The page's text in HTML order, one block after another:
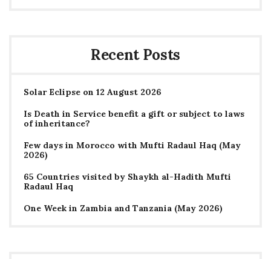
Recent Posts
Solar Eclipse on 12 August 2026
Is Death in Service benefit a gift or subject to laws
of inheritance?
Few days in Morocco with Mufti Radaul Haq (May
2026)
65 Countries visited by Shaykh al-Hadith Mufti
Radaul Haq
One Week in Zambia and Tanzania (May 2026)